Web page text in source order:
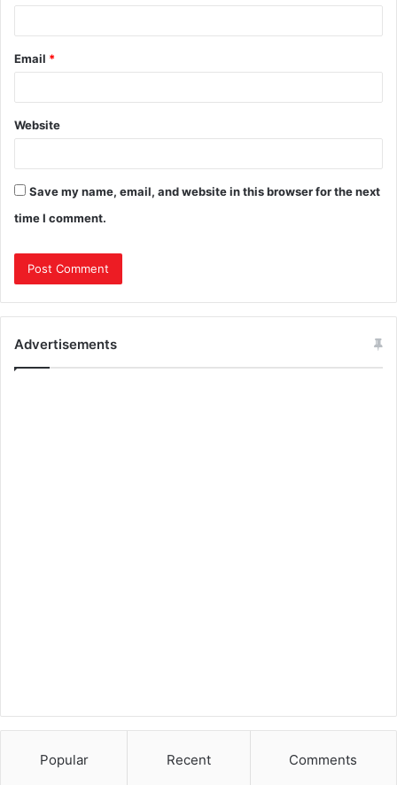
Email *
Website
Save my name, email, and website in this browser for the next
time I comment.
Advertisements
Popular Recent Comments